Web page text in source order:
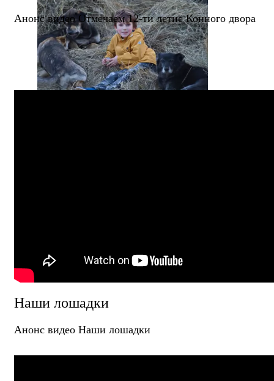
Анонс видео Отмечаем 12-ти летие Конного двора
Наши лошадки
Анонс видео Наши лошадки